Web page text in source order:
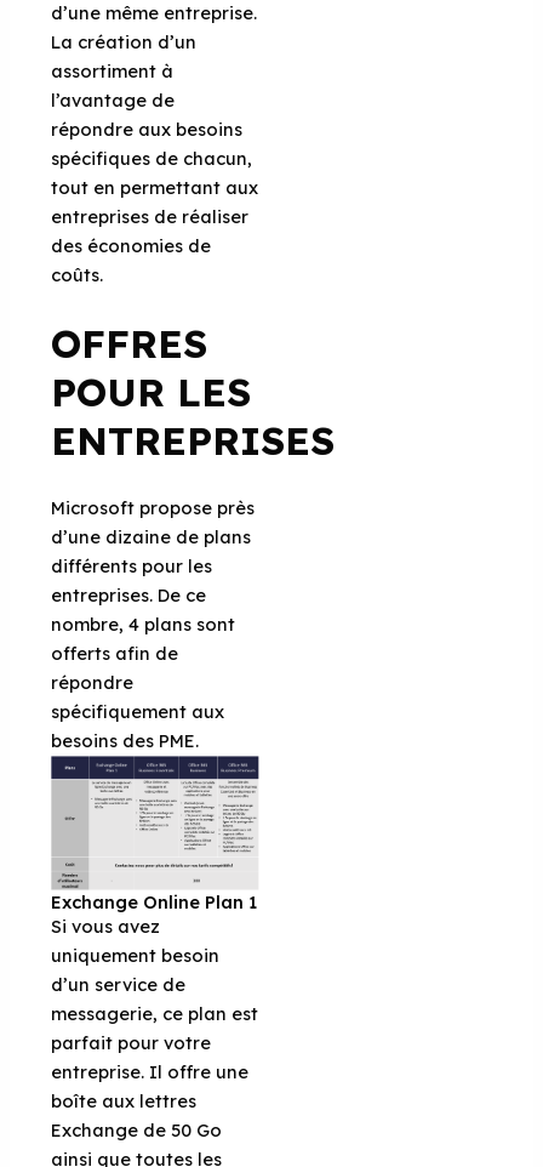
d’une même entreprise.
La création d’un
assortiment à
l’avantage de
répondre aux besoins
spécifiques de chacun,
tout en permettant aux
entreprises de réaliser
des économies de
coûts.
OFFRES
POUR LES
ENTREPRISES
Microsoft propose près
d’une dizaine de plans
différents pour les
entreprises. De ce
nombre, 4 plans sont
offerts afin de
répondre
spécifiquement aux
besoins des PME.
Exchange Online Plan 1
Si vous avez
uniquement besoin
d’un service de
messagerie, ce plan est
parfait pour votre
entreprise. Il offre une
boîte aux lettres
Exchange de 50 Go
ainsi que toutes les